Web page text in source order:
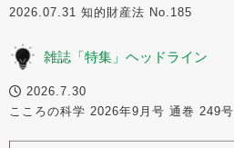
2026.07.31 知的財産法 No.185
雑誌「特集」ヘッドライン
2026.7.30
こころの科学 2026年9月号 通巻 249号